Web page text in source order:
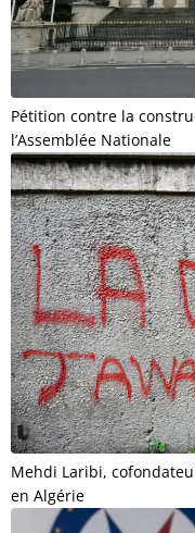
Pétition contre la
l’Assemblée Nationale
Mehdi Laribi,
en Algérie